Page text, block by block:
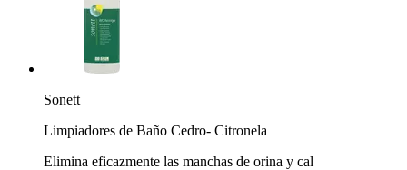
Sonett
Limpiadores de Baño Cedro- Citronela
Elimina eficazmente las manchas de orina y cal